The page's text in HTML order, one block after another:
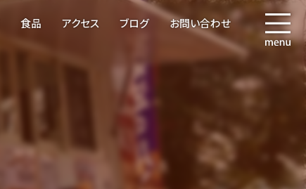
食品 アクセス ブログ お問い合わせ